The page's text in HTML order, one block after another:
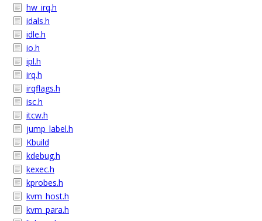
hw_irq.h
idals.h
idle.h
io.h
ipl.h
irq.h
irqflags.h
isc.h
itcw.h
jump_label.h
Kbuild
kdebug.h
kexec.h
kprobes.h
kvm_host.h
kvm_para.h